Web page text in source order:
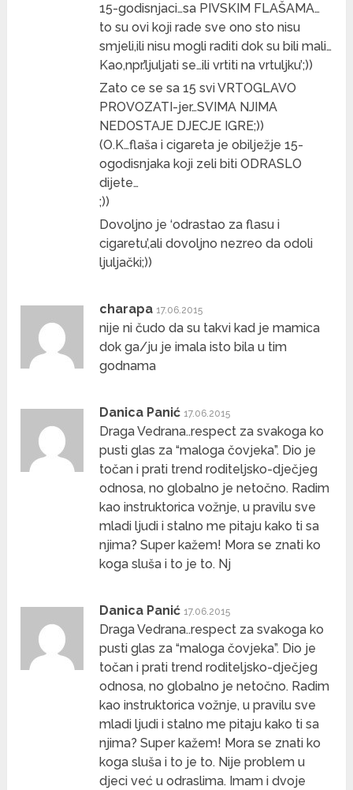
15-godisnjaci…sa PIVSKIM FLAŠAMA…
to su ovi koji rade sve ono sto nisu
smjeli,ili nisu mogli raditi dok su bili mali…
Kao,npr.’ljuljati se…ili vrtiti na vrtuljku’;))
Zato ce se sa 15 svi VRTOGLAVO
PROVOZATI-jer…SVIMA NJIMA
NEDOSTAJE DJECJE IGRE;))
(O.K…flaša i cigareta je obilježje 15-
ogodisnjaka koji zeli biti ODRASLO
dijete…
;))
Dovoljno je ‘odrastao za flasu i
cigaretu’,ali dovoljno nezreo da odoli
ljuljački;))
charapa 17.06.2015
nije ni čudo da su takvi kad je mamica
dok ga/ju je imala isto bila u tim
godnama
Danica Panić 17.06.2015
Draga Vedrana..respect za svakoga ko
pusti glas za “maloga čovjeka”. Dio je
točan i prati trend roditeljsko-dječjeg
odnosa, no globalno je netočno. Radim
kao instruktorica vožnje, u pravilu sve
mladi ljudi i stalno me pitaju kako ti sa
njima? Super kažem! Mora se znati ko
koga sluša i to je to. Nj
Danica Panić 17.06.2015
Draga Vedrana..respect za svakoga ko
pusti glas za “maloga čovjeka”. Dio je
točan i prati trend roditeljsko-dječjeg
odnosa, no globalno je netočno. Radim
kao instruktorica vožnje, u pravilu sve
mladi ljudi i stalno me pitaju kako ti sa
njima? Super kažem! Mora se znati ko
koga sluša i to je to. Nije problem u
djeci već u odraslima. Imam i dvoje